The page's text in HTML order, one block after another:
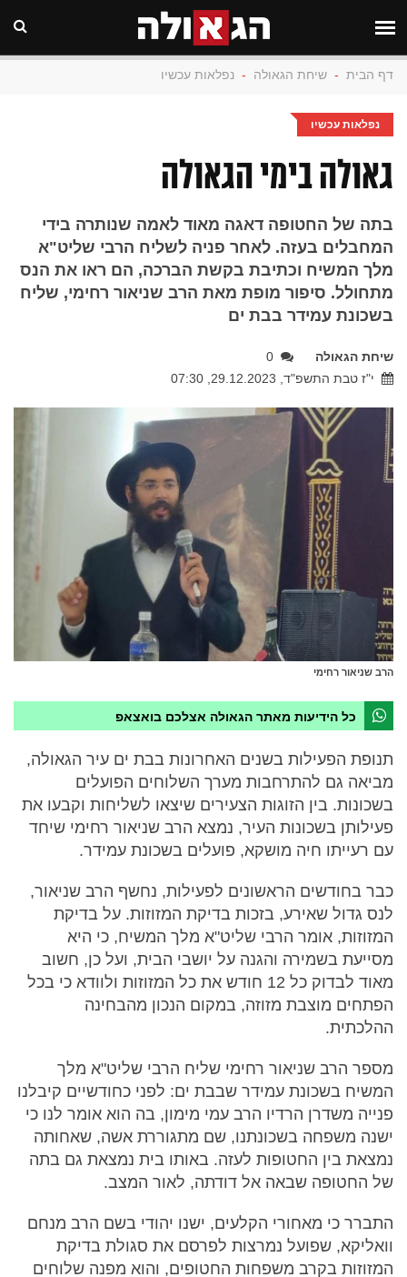
דף הבית - שיחת הגאולה - נפלאות עכשיו
נפלאות עכשיו
גאולה בימי הגאולה
בתה של החטופה דאגה מאוד לאמה שנותרה בידי
המחבלים בעזה. לאחר פניה לשליח הרבי שליט"א
מלך המשיח וכתיבת בקשת הברכה, הם ראו את הנס
מתחולל. סיפור מופת מאת הרב שניאור רחימי, שליח
בשכונת עמידר בבת ים
שיחת הגאולה
0
י"ז טבת התשפ"ד, 29.12.2023, 07:30
הרב שניאור רחימי
כל הידיעות מאתר הגאולה אצלכם בואצאפ
תנופת הפעילות בשנים האחרונות בבת ים עיר הגאולה,
מביאה גם להתרחבות מערך השלוחים הפועלים
בשכונות. בין הזוגות הצעירים שיצאו לשליחות וקבעו את
פעילותן בשכונות העיר, נמצא הרב שניאור רחימי שיחד
עם רעייתו חיה מושקא, פועלים בשכונת עמידר.
כבר בחודשים הראשונים לפעילות, נחשף הרב שניאור,
לנס גדול שאירע, בזכות בדיקת המזוזות. על בדיקת
המזוזות, אומר הרבי שליט"א מלך המשיח, כי היא
מסייעת בשמירה והגנה על יושבי הבית, ועל כן, חשוב
מאוד לבדוק כל 12 חודש את כל המזוזות ולוודא כי בכל
הפתחים מוצבת מזוזה, במקום הנכון מהבחינה
ההלכתית.
מספר הרב שניאור רחימי שליח הרבי שליט"א מלך
המשיח בשכונת עמידר שבבת ים: לפני כחודשיים קיבלנו
פנייה משדרן הרדיו הרב עמי מימון, בה הוא אומר לנו כי
ישנה משפחה בשכונתנו, שם מתגוררת אשה, שאחותה
נמצאת בין החטופות לעזה. באותו בית נמצאת גם בתה
של החטופה שבאה אל דודתה, לאור המצב.
התברר כי מאחורי הקלעים, ישנו יהודי בשם הרב מנחם
וואליקא, שפועל נמרצות לפרסם את סגולת בדיקת
המזוזות בקרב משפחות החטופים, והוא מפנה שלוחים